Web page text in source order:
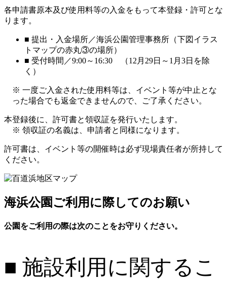
各申請書原本及び使用料等の入金をもって本登録・許可とな
ります。
■ 提出・入金場所／海浜公園管理事務所（下図イラス
トマップの赤丸③の場所）
■ 受付時間／9:00～16:30 （12月29日～1月3日を除
く）
※ 一度ご入金された使用料等は、イベント等が中止とな
った場合でも返金できませんので、ご了承ください。
本登録後に、許可書と領収証を発行いたします。
※ 領収証の名義は、申請者と同様になります。
許可書は、イベント等の開催時は必ず現場責任者が所持して
ください。
海浜公園ご利用に際してのお願い
公園をご利用の際は次のことをお守りください。
■ 施設利用に関するこ